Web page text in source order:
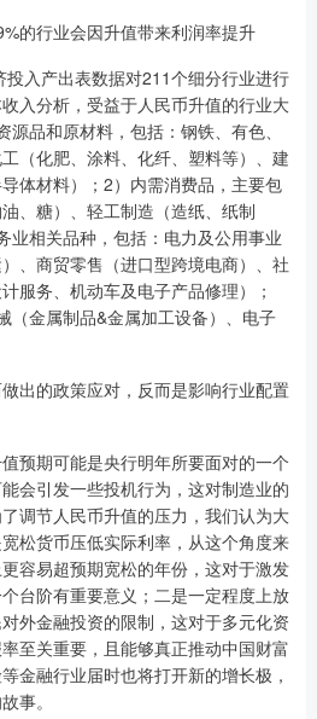
的行业会因升值带来利润率提升
入产出表数据对211个细分行业进行
入分析，受益于人民币升值的行业大
品和原材料，包括：钢铁、有色、
（化肥、涂料、化纤、塑料等）、建
体材料）；2）内需消费品，主要包
、糖）、轻工制造（造纸、纸制
业相关品种，包括：电力及公用事业
、商贸零售（进口型跨境电商）、社
服务、机动车及电子产品修理）；
（金属制品&金属加工设备）、电子
出的政策应对，反而是影响行业配置
预期可能是央行明年所要面对的一个
会引发一些投机行为，这对制造业的
调节人民币升值的压力，我们认为大
松货币压低实际利率，从这个角度来
容易超预期宽松的年份，这对于激发
台阶有重要意义；二是一定程度上放
外金融投资的限制，这对于多元化资
至关重要，且能够真正推动中国财富
金融行业届时也将打开新的增长极，
事。